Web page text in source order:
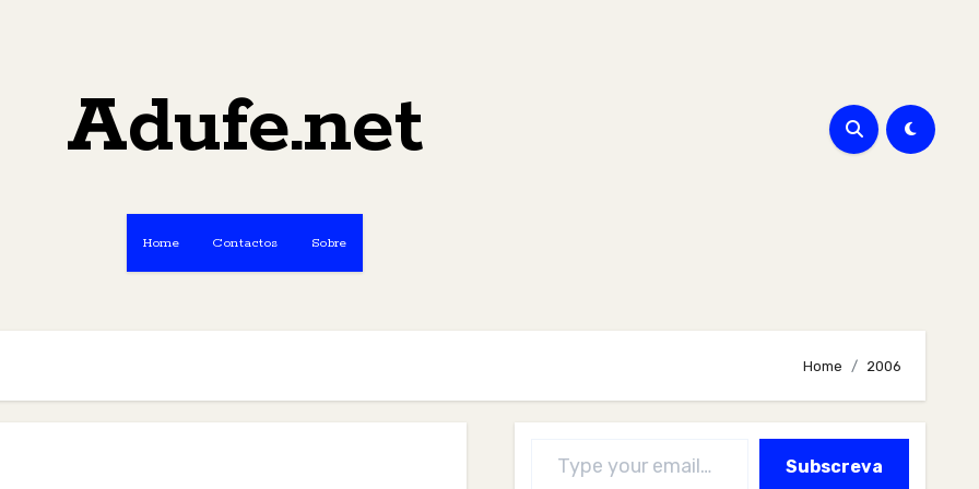
Adufe.net
Home Contactos Sobre
Home 2006
Subscreva